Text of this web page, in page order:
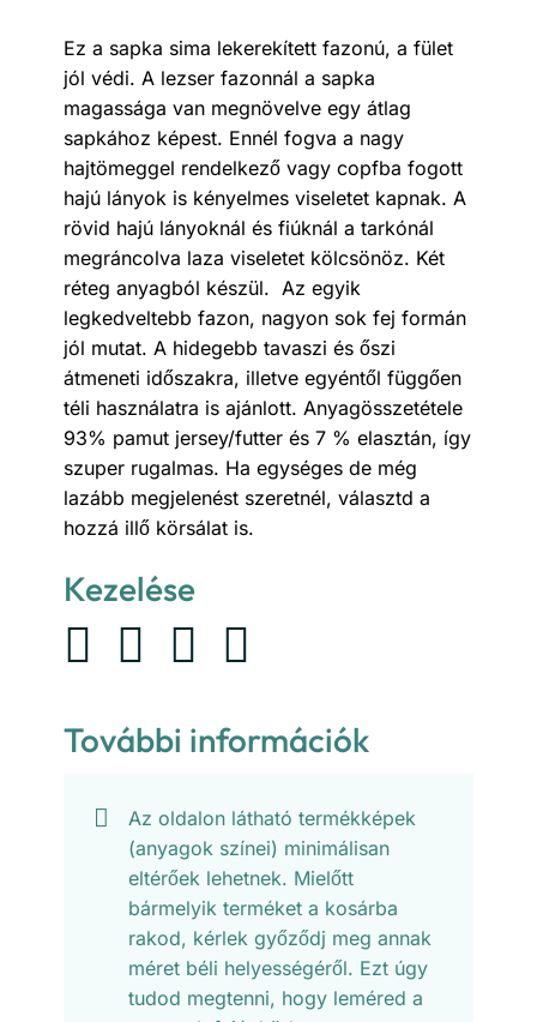
Ez a sapka sima lekerekített fazonú, a fület
jól védi. A lezser fazonnál a sapka
magassága van megnövelve egy átlag
sapkához képest. Ennél fogva a nagy
hajtömeggel rendelkező vagy copfba fogott
hajú lányok is kényelmes viseletet kapnak. A
rövid hajú lányoknál és fiúknál a tarkónál
megráncolva laza viseletet kölcsönöz. Két
réteg anyagból készül. Az egyik
legkedveltebb fazon, nagyon sok fej formán
jól mutat. A hidegebb tavaszi és őszi
átmeneti időszakra, illetve egyéntől függően
téli használatra is ajánlott. Anyagösszetétele
93% pamut jersey/futter és 7 % elasztán, így
szuper rugalmas. Ha egységes de még
lazább megjelenést szeretnél, választd a
hozzá illő körsálat is.
Kezelése
További információk
Az oldalon látható termékképek
(anyagok színei) minimálisan
eltérőek lehetnek. Mielőtt
bármelyik terméket a kosárba
rakod, kérlek győződj meg annak
méret béli helyességéről. Ezt úgy
tudod megtenni, hogy leméred a